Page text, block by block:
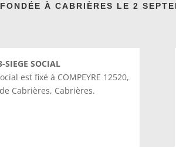
À CABRIÈRES LE 2
SIEGE SOCIAL
est fixé à COMPEYRE 12520,
Cabrières, Cabrières.